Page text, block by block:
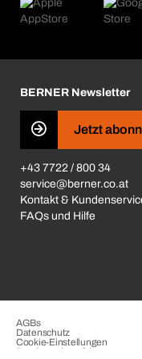
Kataloge & Broschüren
Was uns antreibt
Presse
Business Conduct
BERNER Newsletter
Jetzt
+43 7722 / 800 34
service@berner.co.at
Kontakt &
FAQs und Hilfe
AGBs
Datenschutz
Cookie-Einstellungen
Beschwerdeverfahren